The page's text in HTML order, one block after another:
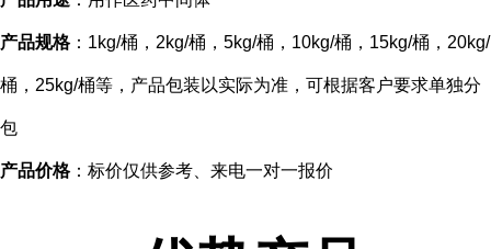
产品规格：1kg/桶，2kg/桶，5kg/桶，10kg/桶，15kg/桶，20kg/
桶，25kg/桶等，产品包装以实际为准，可根据客户要求单独分
包
产品价格：标价仅供参考、来电一对一报价